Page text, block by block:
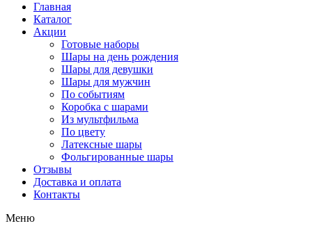
Главная
Каталог
Акции
Готовые наборы
Шары на день рождения
Шары для девушки
Шары для мужчин
По событиям
Коробка с шарами
Из мультфильма
По цвету
Латексные шары
Фольгированные шары
Отзывы
Доставка и оплата
Контакты
Меню